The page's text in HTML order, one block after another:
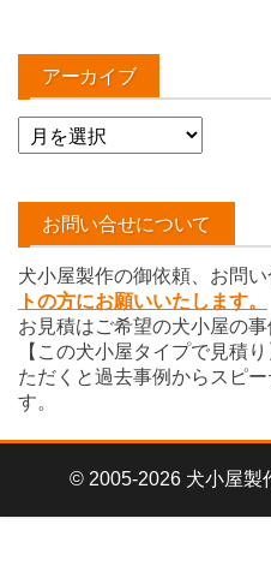
アーカイブ
ア
ー
イ
お問い合せについて
犬小屋製作の御依頼、お問い
トの方にお願いいたします。
お見積はご希望の犬小屋の
【この犬小屋タイプで見積
ただくと過去事例からスピ
す。
© 2005-2026 犬小屋製